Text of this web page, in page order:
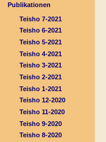
Publikationen
Teisho 7-2021
Teisho 6-2021
Teisho 5-2021
Teisho 4-2021
Teisho 3-2021
Teisho 2-2021
Teisho 1-2021
Teisho 12-2020
Teisho 11-2020
Teisho 9-2020
Teisho 8-2020